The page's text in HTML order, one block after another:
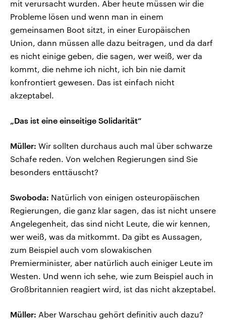
mit verursacht wurden. Aber heute müssen wir die
Probleme lösen und wenn man in einem
gemeinsamen Boot sitzt, in einer Europäischen
Union, dann müssen alle dazu beitragen, und da darf
es nicht einige geben, die sagen, wer weiß, wer da
kommt, die nehme ich nicht, ich bin nie damit
konfrontiert gewesen. Das ist einfach nicht
akzeptabel.
„Das ist eine einseitige Solidarität“
Müller: Wir sollten durchaus auch mal über schwarze
Schafe reden. Von welchen Regierungen sind Sie
besonders enttäuscht?
Swoboda: Natürlich von einigen osteuropäischen
Regierungen, die ganz klar sagen, das ist nicht unsere
Angelegenheit, das sind nicht Leute, die wir kennen,
wer weiß, was da mitkommt. Da gibt es Aussagen,
zum Beispiel auch vom slowakischen
Premierminister, aber natürlich auch einiger Leute im
Westen. Und wenn ich sehe, wie zum Beispiel auch in
Großbritannien reagiert wird, ist das nicht akzeptabel.
Müller: Aber Warschau gehört definitiv auch dazu?